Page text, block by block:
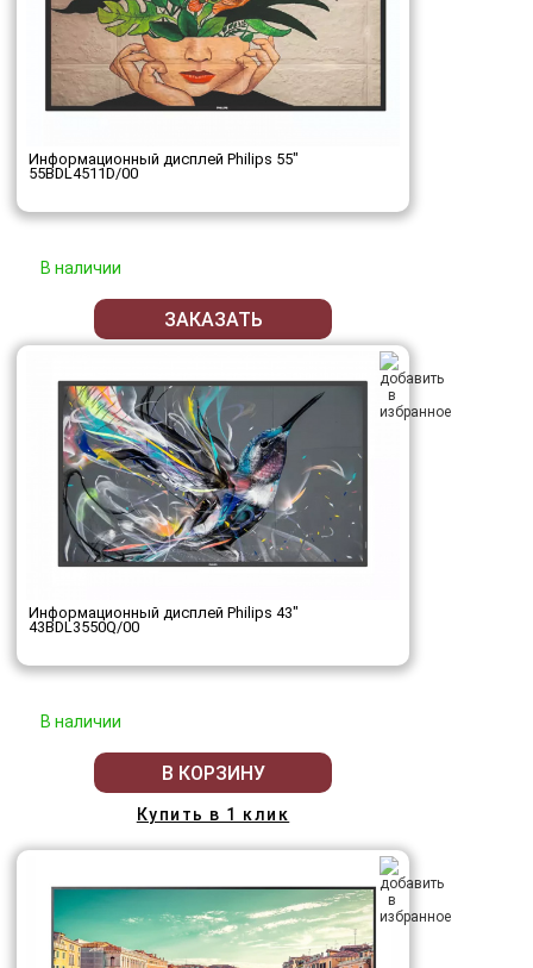
Информационный дисплей Philips 55"
55BDL4511D/00
В наличии
ЗАКАЗАТЬ
Информационный дисплей Philips 43"
43BDL3550Q/00
В наличии
В КОРЗИНУ
Купить в 1 клик